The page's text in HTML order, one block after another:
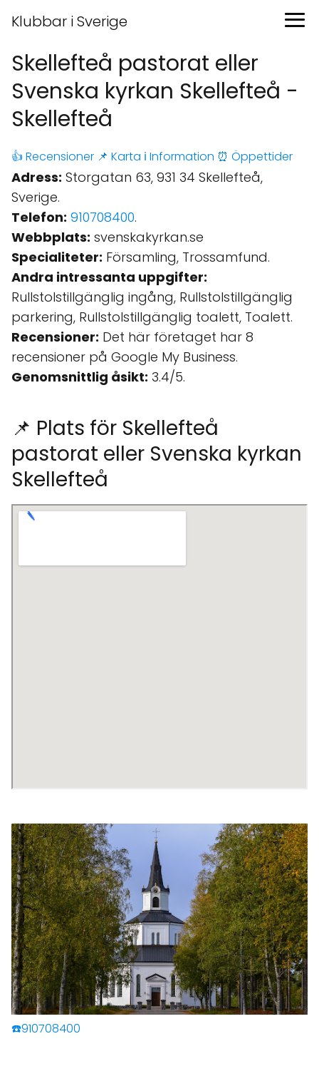
Klubbar i Sverige
Skellefteå pastorat eller
Svenska kyrkan Skellefteå -
Skellefteå
👍 Recensioner 📌 Karta ℹ️ Information ⏰ Öppettider
Adress: Storgatan 63, 931 34 Skellefteå,
Sverige.
Telefon: 910708400.
Webbplats: svenskakyrkan.se
Specialiteter: Församling, Trossamfund.
Andra intressanta uppgifter:
Rullstolstillgänglig ingång, Rullstolstillgänglig
parkering, Rullstolstillgänglig toalett, Toalett.
Recensioner: Det här företaget har 8
recensioner på Google My Business.
Genomsnittlig åsikt: 3.4/5.
📌 Plats för Skellefteå
pastorat eller Svenska kyrkan
Skellefteå
☎️910708400